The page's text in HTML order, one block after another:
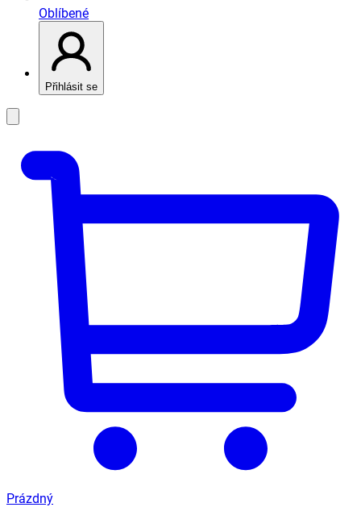
Oblíbené
Přihlásit se
Prázdný